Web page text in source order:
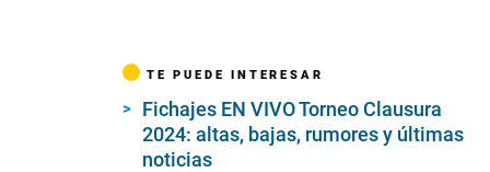
TE PUEDE INTERESAR
Fichajes EN VIVO Torneo Clausura
2024: altas, bajas, rumores y últimas
noticias